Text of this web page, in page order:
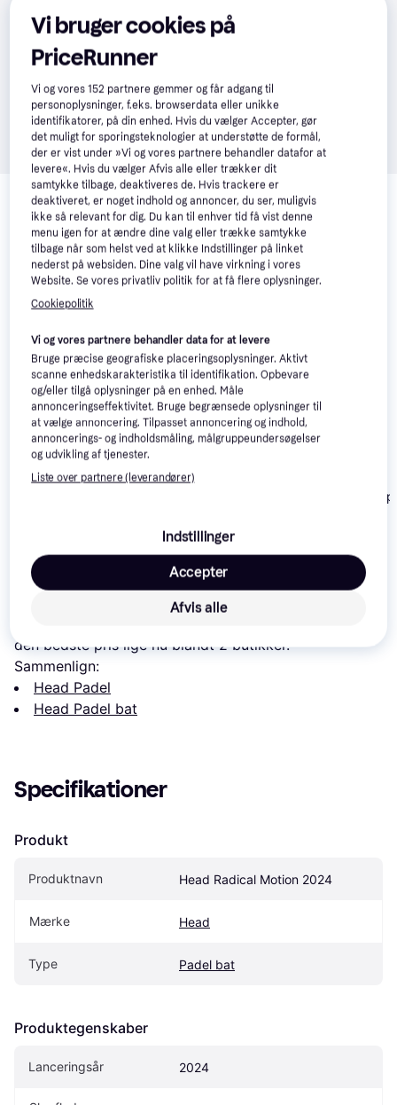
Relaterede produkter
Se vores forslag til andre produkter, der matcher dine
interesser. Vis alle
1.157 kr.
Trender
Drop Shot
Læs om produktet
den bedste pris lige nu blandt 2 butikker.
Sammenlign:
Head Padel
Head Padel bat
Specifikationer
Produkt
Produktnavn Head Radical Motion 2024
Mærke Head
Type Padel bat
Produktegenskaber
Lanceringsår 2024
Vi bruger cookies på
PriceRunner
Vi og vores152 partnere gemmer og får adgang til
personoplysninger, f.eks. browserdata eller unikke
identifikatorer, på din enhed. Hvis du vælger Accepter, gør
det muligt for sporingsteknologier at understøtte de formål,
der er vist under »Vi og vores partnere behandler datafor at
levere«. Hvis du vælger Afvis alle eller trækker dit
samtykke tilbage, deaktiveres de. Hvis trackere er
deaktiveret, er noget indhold og annoncer, du ser, muligvis
ikke så relevant for dig. Du kan til enhver tid få vist denne
menu igen for at ændre dine valg eller trække samtykke
tilbage når som helst ved at klikke Indstillinger på linket
nederst på websiden. Dine valg vil have virkning i vores
Website. Se vores privatliv politik for at få flere oplysninger.
Cookiepolitik
Vi og vores partnere behandler data for at levere
Bruge præcise geografiske placeringsoplysninger. Aktivt
scanne enhedskarakteristika til identifikation. Opbevare
og/eller tilgå oplysninger på en enhed. Måle
annonceringseffektivitet. Bruge begrænsede oplysninger til
at vælge annoncering. Tilpasset annoncering og indhold,
annoncerings- og indholdsmåling, målgruppeundersøgelser
og udvikling af tjenester.
Liste over partnere (leverandører)
Indstillinger
Afvis alle
Accepter